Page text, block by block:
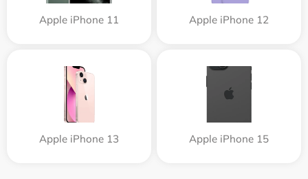
Apple iPhone 11 Apple iPhone 12
Apple iPhone 13 Apple iPhone 15